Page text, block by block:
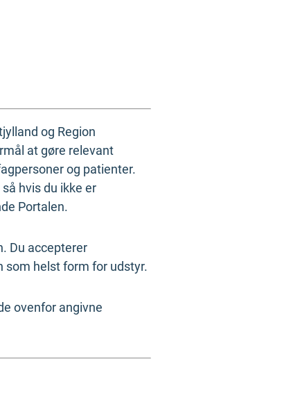
og Region
at gøre relevant
og patienter.
hvis du ikke er
Portalen.
Du accepterer
som helst form for udstyr.
ovenfor angivne